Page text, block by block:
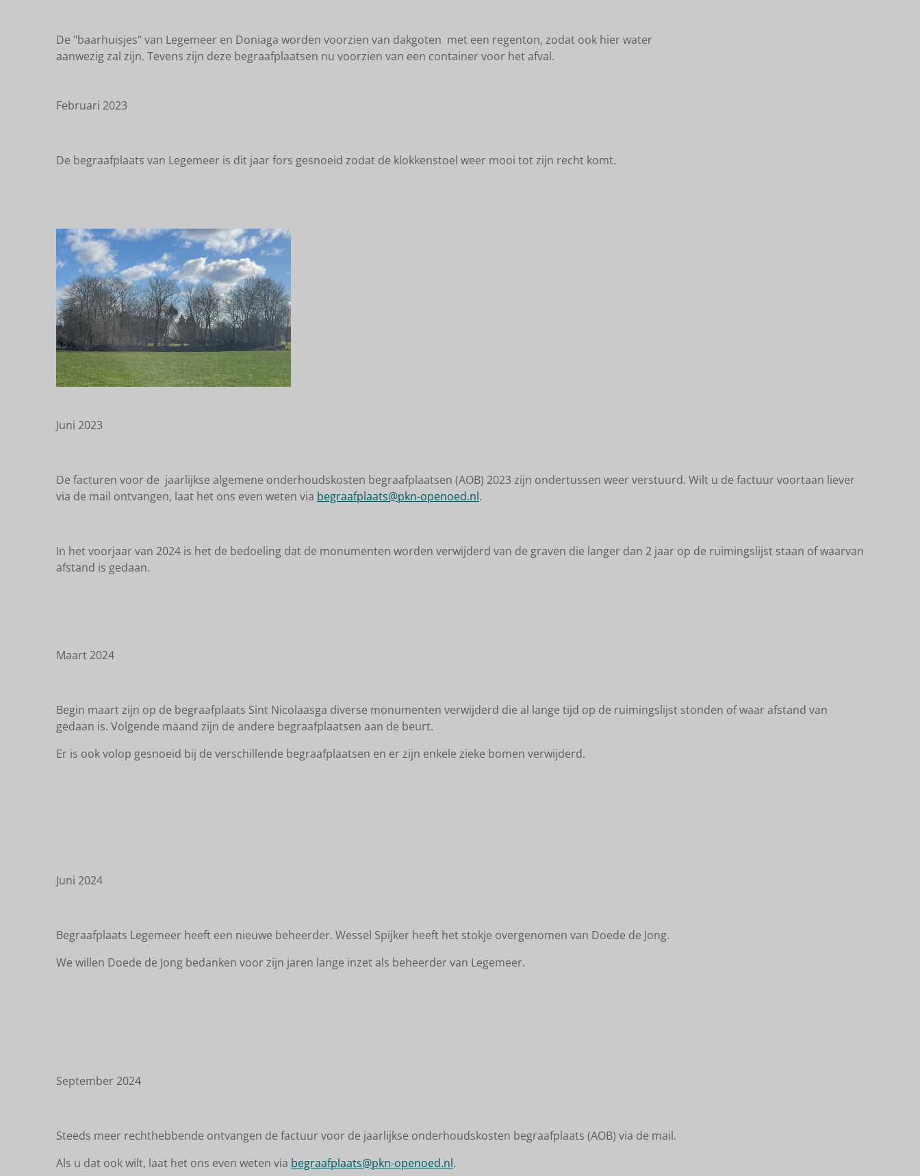
De "baarhuisjes" van Legemeer en Doniaga worden voorzien van dakgoten met een regenton, zodat ook hier water
aanwezig zal zijn. Tevens zijn deze begraafplaatsen nu voorzien van een container voor het afval.
Februari 2023
De begraafplaats van Legemeer is dit jaar fors gesnoeid zodat de klokkenstoel weer mooi tot zijn recht komt.
Juni 2023
De facturen voor de jaarlijkse algemene onderhoudskosten begraafplaatsen (AOB) 2023 zijn ondertussen weer verstuurd. Wilt u de factuur voortaan liever
via de mail ontvangen, laat het ons even weten via begraafplaats@pkn-openoed.nl.
In het voorjaar van 2024 is het de bedoeling dat de monumenten worden verwijderd van de graven die langer dan 2 jaar op de ruimingslijst staan of waarvan
afstand is gedaan.
Maart 2024
Begin maart zijn op de begraafplaats Sint Nicolaasga diverse monumenten verwijderd die al lange tijd op de ruimingslijst stonden of waar afstand van
gedaan is. Volgende maand zijn de andere begraafplaatsen aan de beurt.
Er is ook volop gesnoeid bij de verschillende begraafplaatsen en er zijn enkele zieke bomen verwijderd.
Juni 2024
Begraafplaats Legemeer heeft een nieuwe beheerder. Wessel Spijker heeft het stokje overgenomen van Doede de Jong.
We willen Doede de Jong bedanken voor zijn jaren lange inzet als beheerder van Legemeer.
September 2024
Steeds meer rechthebbende ontvangen de factuur voor de jaarlijkse onderhoudskosten begraafplaats (AOB) via de mail.
Als u dat ook wilt, laat het ons even weten via begraafplaats@pkn-openoed.nl.